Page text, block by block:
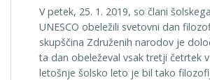
V petek, 25. 1. 2019, so člani
UNESCO obeležili svetovni dan
skupščina Združenih narodov je
ta dan obeleževal vsak tretji četrtek
letošnje šolsko leto je bil tako